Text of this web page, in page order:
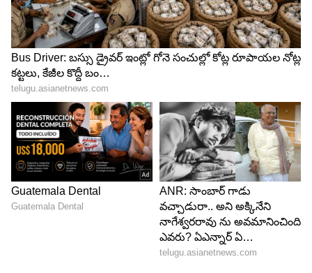
5
గొడవ పెద్దది అవుతుంది. షూటింగ్‌ డిలే అవుతుంది. ఇక
చివరికి దర్శకుడు సాగర్‌కి కోపం వచ్చింది. బాగా తిట్టేశాడట.
దీంతో ఆ కోపంలో ఆమె షూటింగ్‌ నుంచి వెళ్లిపోయిందట.
మళ్లీ రాలేదు. దీంతో కృష్ణ కలగజేసుకున్నాడు. అయిన